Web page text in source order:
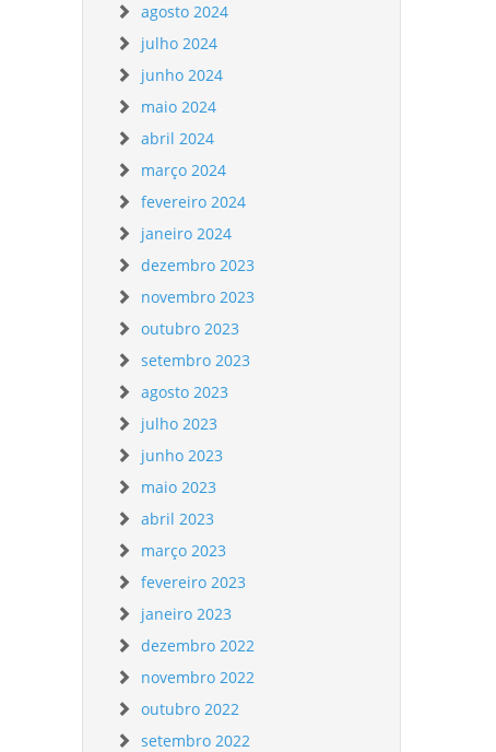
agosto 2024
julho 2024
junho 2024
maio 2024
abril 2024
março 2024
fevereiro 2024
janeiro 2024
dezembro 2023
novembro 2023
outubro 2023
setembro 2023
agosto 2023
julho 2023
junho 2023
maio 2023
abril 2023
março 2023
fevereiro 2023
janeiro 2023
dezembro 2022
novembro 2022
outubro 2022
setembro 2022